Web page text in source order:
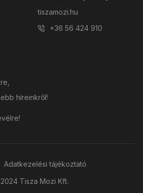
tiszamozi.hu
+36 56 424 910
híreinkről!
Tisza Mozi Kft.
Adatkezelési tájékoztató